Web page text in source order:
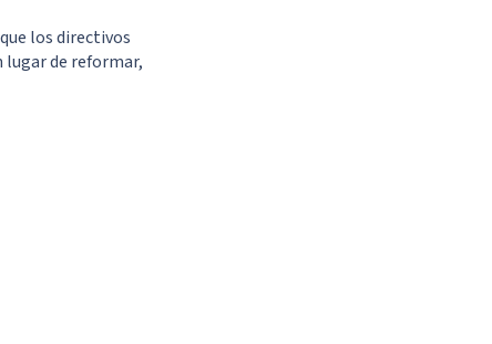
los directivos
lugar de reformar,